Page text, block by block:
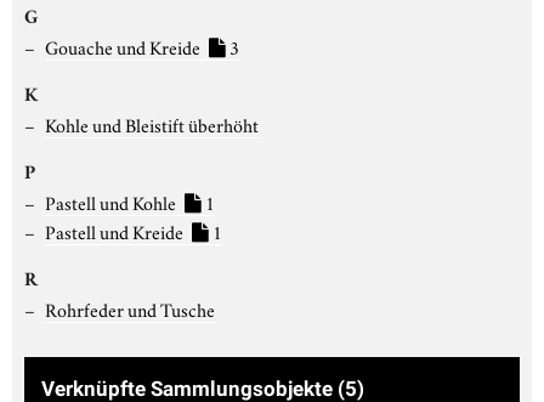
G
Gouache und Kreide 3
K
Kohle und Bleistift überhöht
P
Pastell und Kohle
1
Pastell und Kreide
1
R
Rohrfeder und Tusche
Verknüpfte Sammlungsobjekte (5)